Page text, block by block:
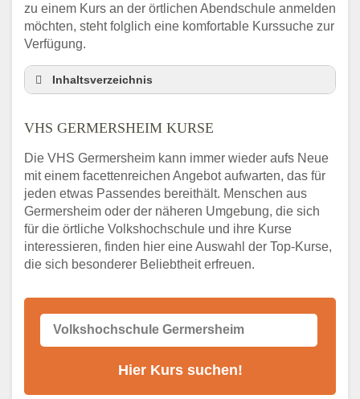
zu einem Kurs an der örtlichen Abendschule anmelden
möchten, steht folglich eine komfortable Kurssuche zur
Verfügung.
Inhaltsverzeichnis
Umgebung
Abendschule Germersheim Kurssuche
VHS Germersheim Kurse
VHS Germersheim – Öffnungszeiten und
Telefonnummer
Stellenangebote der Volkshochschule
Germersheim
Alternativen zum VHS Programm 2026 in
VHS GERMERSHEIM KURSE
Die VHS Germersheim kann immer wieder aufs Neue
mit einem facettenreichen Angebot aufwarten, das für
jeden etwas Passendes bereithält. Menschen aus
Germersheim oder der näheren Umgebung, die sich
für die örtliche Volkshochschule und ihre Kurse
interessieren, finden hier eine Auswahl der Top-Kurse,
die sich besonderer Beliebtheit erfreuen.